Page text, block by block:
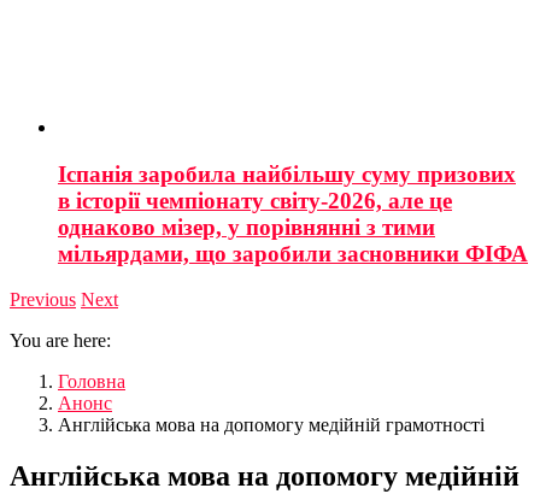
Іспанія заробила найбільшу суму призових
в історії чемпіонату світу-2026, але це
однаково мізер, у порівнянні з тими
мільярдами, що заробили засновники ФІФА
Previous Next
You are here:
Головна
Анонс
Англійська мова на допомогу медійній грамотності
Англійська мова на допомогу медійній